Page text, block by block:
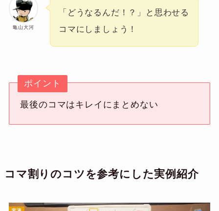
亀山大河
「どうなるんだ！？」と思わせる
コマにしましょう！
ポイント
最後のコマはキレイにまとめない
コマ割りのコツを参考にした実例紹介